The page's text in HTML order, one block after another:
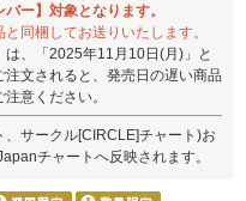
ー】対象となります。
同梱してお送りいたします。
、「2025年11月10日(月)」と
文されると、発売日の遅い商品
意ください。
サークル[CIRCLE]チャート)お
チャートへ反映されます。